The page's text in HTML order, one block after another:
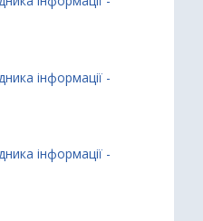
інформації -
інформації -